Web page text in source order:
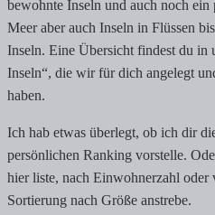
bewohnte Inseln und auch noch
Meer aber auch Inseln in Flüssen
Inseln. Eine Übersicht findest du in
Inseln“, die wir für dich angelegt
haben.
Ich hab etwas überlegt, ob ich dir
persönlichen Ranking vorstelle.
hier liste, nach Einwohnerzahl
Sortierung nach Größe anstrebe.